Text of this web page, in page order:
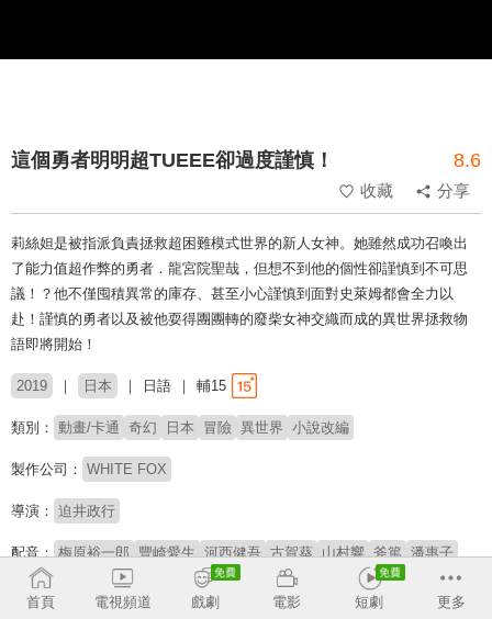
這個勇者明明超TUEEE卻過度謹慎！ 8.6
收藏 分享
莉絲妲是被指派負責拯救超困難模式世界的新人女神。她雖然成功召喚出
了能力值超作弊的勇者．龍宮院聖哉，但想不到他的個性卻謹慎到不可思
議！？他不僅囤積異常的庫存、甚至小心謹慎到面對史萊姆都會全力以
赴！謹慎的勇者以及被他耍得團團轉的廢柴女神交織而成的異世界拯救物
語即將開始！
2019 日本 日語 輔15
類別： 動畫/卡通 奇幻 日本 冒險 異世界 小說改編
製作公司： WHITE FOX
導演： 迫井政行
配音： 梅原裕一郎 豐崎愛生 河西健吾 古賀葵 山村響 斧篤 潘惠子
原著： 土日月
首頁 電視頻道 戲劇 電影 短劇 更多